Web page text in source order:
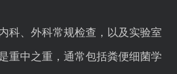
科、外科常规检查，以及实验室
重中之重，通常包括粪便细菌学